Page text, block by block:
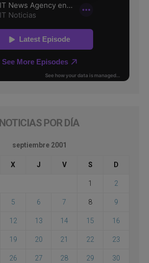
NOTICIAS POR DÍA
septiembre 2001
X J V S D
1 2
5 6 7 8 9
12 13 14 15 16
19 20 21 22 23
26 27 28 29 30